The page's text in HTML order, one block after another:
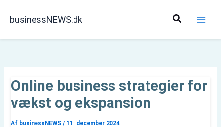
businessNEWS.dk Søg
Online business strategier for
vækst og ekspansion
Af businessNEWS / 11. december 2024